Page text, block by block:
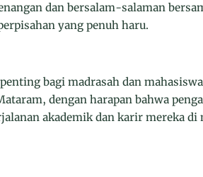
dan bersalam-salaman
yang penuh haru.
bagi madrasah dan
dengan harapan bahwa
akademik dan karir mereka di